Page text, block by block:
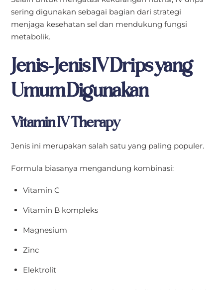
sering digunakan sebagai bagian dari strategi
menjaga kesehatan sel dan mendukung fungsi
metabolik.
Jenis-Jenis IV Drips yang
Umum Digunakan
Vitamin IV Therapy
Jenis ini merupakan salah satu yang paling populer.
Formula biasanya mengandung kombinasi:
Vitamin C
Vitamin B kompleks
Magnesium
Zinc
Elektrolit